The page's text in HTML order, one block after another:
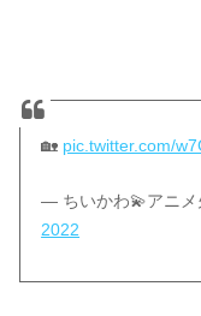
🏡 pic.twitter.com/
— ちいかわ💫アニ
2022